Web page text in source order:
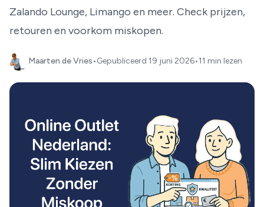
Zalando Lounge, Limango en meer. Check prijzen,
retouren en voorkom miskopen.
Maarten de Vries•Gepubliceerd 19 juni 2026•11 min lezen